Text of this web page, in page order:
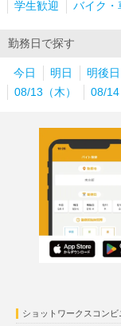
学生歓迎
バイク・
勤務日で探す
今日 明日 明後日
08/13（木）
08/14
ショットワークスコン